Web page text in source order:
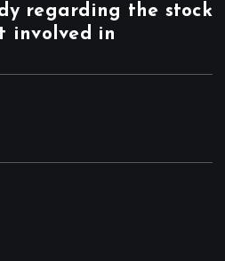
regarding the stock
involved in